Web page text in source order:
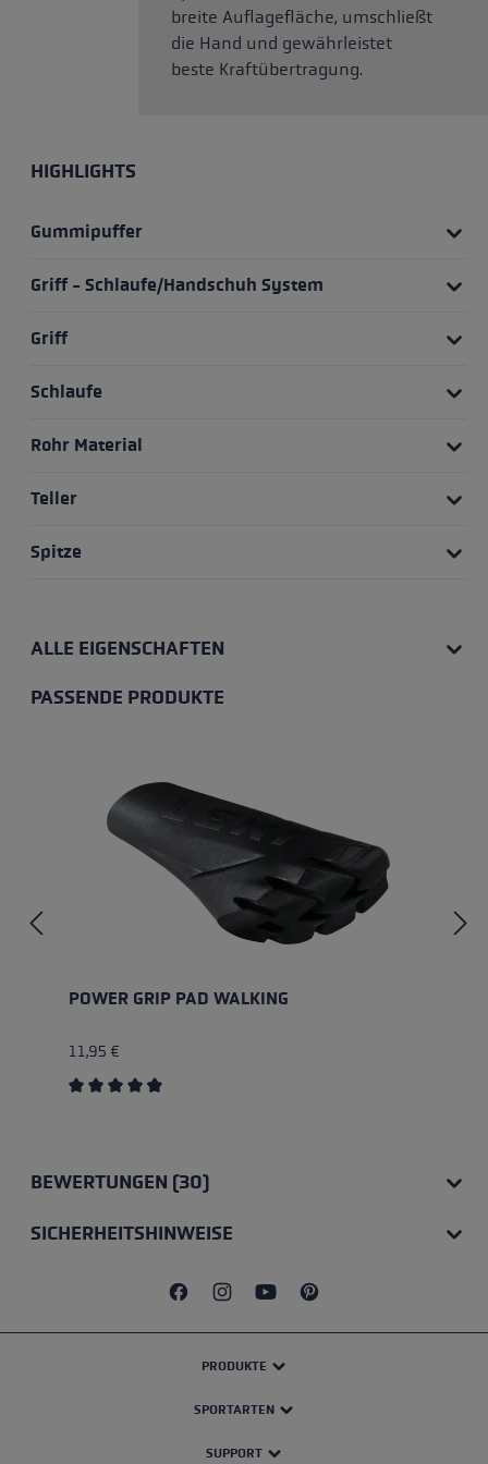
breite Auflagefläche, umschließt
die Hand und gewährleistet
beste Kraftübertragung.
HIGHLIGHTS
Gummipuffer
Griff - Schlaufe/Handschuh System
Griff
Schlaufe
Rohr Material
Teller
Spitze
ALLE EIGENSCHAFTEN
PASSENDE PRODUKTE
POWER GRIP PAD WALKING
11,95 €
BEWERTUNGEN (30)
SICHERHEITSHINWEISE
PRODUKTE
SPORTARTEN
SUPPORT